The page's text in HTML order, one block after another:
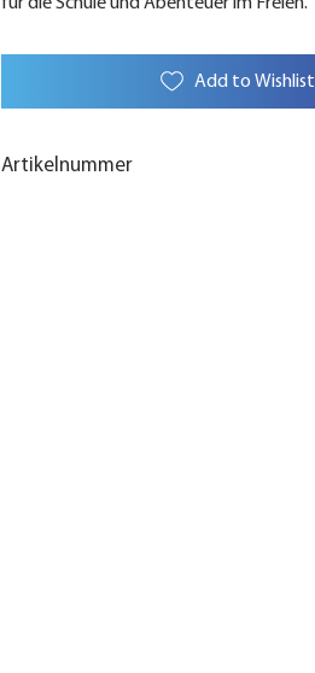
Add to Wishlist
Artikelnummer